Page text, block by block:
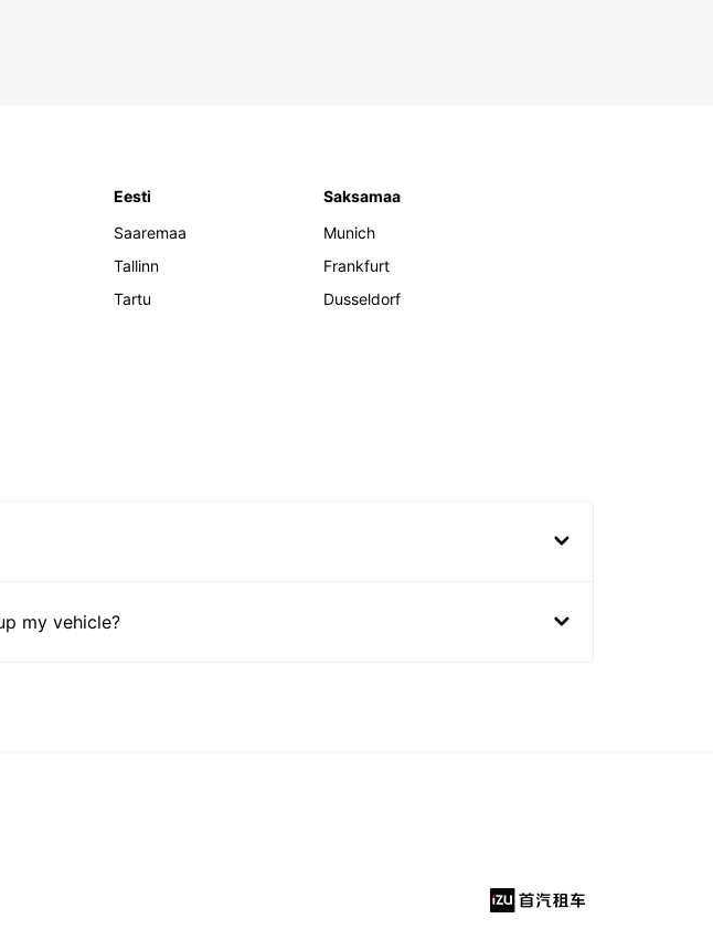
Eesti
Saaremaa
Tallinn
Tartu
Saksamaa
Munich
Frankfurt
Dusseldorf
my vehicle?